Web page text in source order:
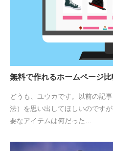
無料で作れるホームページ比
どうも、ユウカです。以前の記
法）を思い出してほしいのです
要なアイテムは何だった…